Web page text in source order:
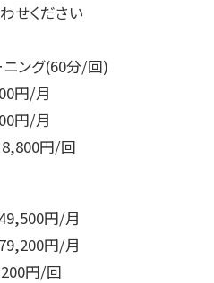
せください
ング(60分/回)
円/月
円/月
円/回
円/月
円/月
円/回